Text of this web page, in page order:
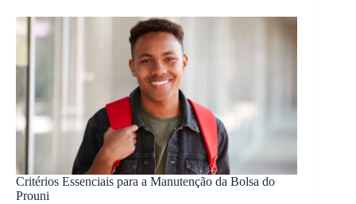
Critérios Essenciais para a Manutenção da Bolsa do
Prouni